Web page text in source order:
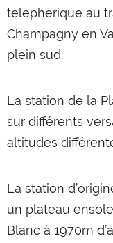
téléphérique au
Champagny en
plein sud.
La station de la
sur différents
altitudes
La station
un plateau
Blanc à 1970m